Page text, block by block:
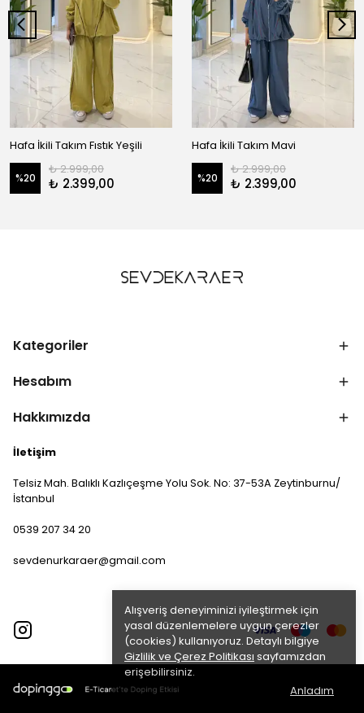
Alışveriş deneyiminizi iyileştirmek için
yasal düzenlemelere uygun çerezler
(cookies) kullanıyoruz. Detaylı bilgiye
Gizlilik ve Çerez Politikası sayfamızdan
erişebilirsiniz.
Anladım
Hafa İkili Takım Fıstık Yeşili
%20
₺ 2.999,00
₺ 2.399,00
Hafa İkili Takım Mavi
%20
₺ 2.999,00
₺ 2.399,00
Kategoriler
Hesabım
Hakkımızda
İletişim
Telsiz Mah. Balıklı Kazlıçeşme Yolu Sok. No: 37-53A Zeytinburnu/
İstanbul
0539 207 34 20
sevdenurkaraer@gmail.com